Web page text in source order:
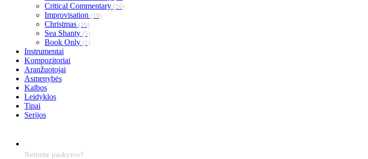
Critical Commentary (26)
Improvisation (19)
Christmas (10)
Sea Shanty (5)
Book Only (1)
Instrumentai
Kompozitoriai
Aranžuotojai
Asmenybės
Kalbos
Leidyklos
Tipai
Serijos
Neturite paskyros?